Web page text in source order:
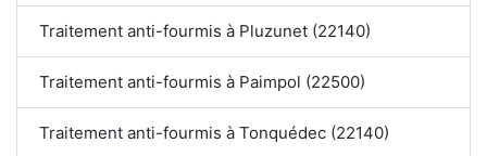
Traitement anti-fourmis à Pluzunet (22140)
Traitement anti-fourmis à Paimpol (22500)
Traitement anti-fourmis à Tonquédec (22140)